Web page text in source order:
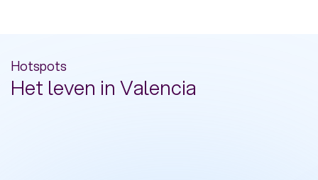
Hotspots
Het leven in Valencia